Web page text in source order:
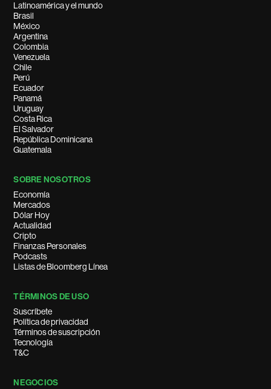
Latinoamérica y el mundo
Brasil
México
Argentina
Colombia
Venezuela
Chile
Perú
Ecuador
Panamá
Uruguay
Costa Rica
El Salvador
República Dominicana
Guatemala
SOBRE NOSOTROS
Economía
Mercados
Dólar Hoy
Actualidad
Cripto
Finanzas Personales
Podcasts
Listas de Bloomberg Línea
TÉRMINOS DE USO
Suscríbete
Política de privacidad
Términos de suscripción
Tecnología
T&C
NEGOCIOS